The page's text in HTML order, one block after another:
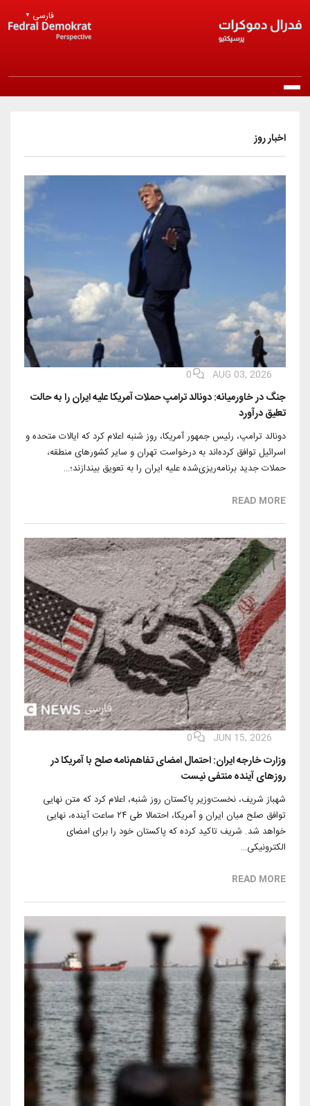
فارسی ▼
درباره ما
معرفی حزب
مرامنامه
منشور اخلاقی
شبکه های اجتماعی حزب
شعب و نمایندگان
شورای مرکزی
مقالات و دیدگاه‌ها
ویدئو‌ها
دانلود
اخبار حزب
آرشیو بیرلیک
تماس با ما
آختار
اخبار روز
AUG 03, 2026
0
جنگ در خاورمیانه: دونالد ترامپ حملات آمریکا علیه ایران را به حالت
تعلیق درآورد
دونالد ترامپ، رئیس جمهور آمریکا، روز شنبه اعلام کرد که ایالات متحده و
اسرائیل توافق کرده‌اند به درخواست تهران و سایر کشورهای منطقه،
حملات جدید برنامه‌ریزی‌شده علیه ایران را به تعویق بیندازند؛…
READ MORE
JUN 15, 2026
0
وزارت خارجه ایران: احتمال امضای تفاهم‌نامه صلح با آمریکا در
روزهای آینده منتفی نیست
شهباز شریف، نخست‌وزیر پاکستان روز شنبه، اعلام کرد که متن نهایی
توافق صلح میان ایران و آمریکا، احتمالا طی ۲۴ ساعت آینده، نهایی
خواهد شد. شریف تاکید کرده که پاکستان خود را برای امضای
الکترونیکی…
READ MORE